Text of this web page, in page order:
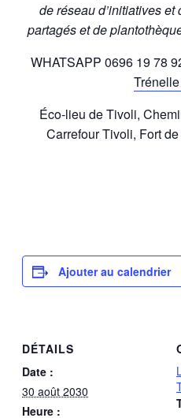
de réseau d’initiatives et
partagés et de
WHATSAPP 0696 19 78
Éco-lieu de Tivoli,
Carrefour Tivoli, Fort
Ajouter au calendrier
DÉTAILS
Date :
30 août 2030
Heure :